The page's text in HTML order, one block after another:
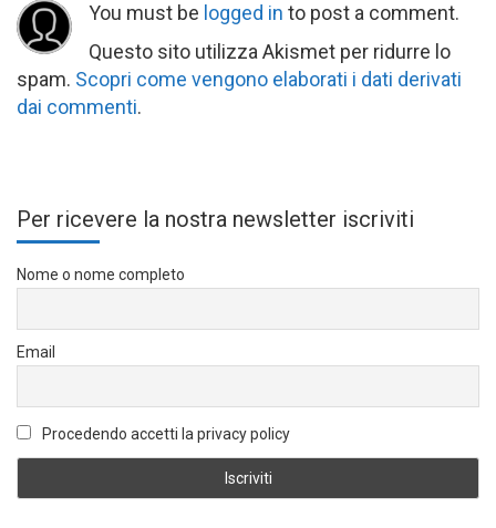
You must be logged in to post a comment.
Questo sito utilizza Akismet per ridurre lo
spam. Scopri come vengono elaborati i dati derivati
dai commenti.
Per ricevere la nostra newsletter iscriviti
Nome o nome completo
Email
Procedendo accetti la privacy policy